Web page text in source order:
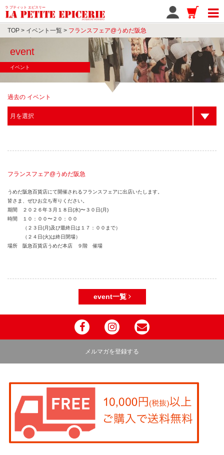
ラ プティット エピスリー
TOP > イベント一覧 > フランスフェア@うめだ阪急
event
イベント
過去の イベント
フランスフェア@うめだ阪急
うめだ阪急百貨店にて開催されるフランスフェアに出店いたします。
皆さま、ぜひお立ち寄りください。
期間 ２０２６年３月１８日(水)〜３０日(月)
時間 １０：００〜２０：００
（２３日(月)及び最終日は１７：００まで）
（２４日(火)は終日閉場）
場所 阪急百貨店うめだ本店 ９階 催場
event一覧
メルマガを登録する